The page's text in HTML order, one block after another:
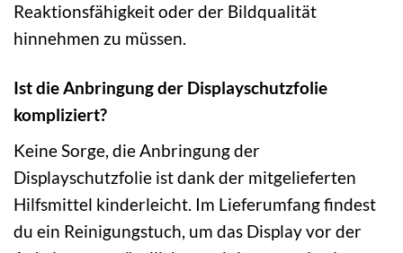
Reaktionsfähigkeit oder der Bildqualität
hinnehmen zu müssen.
Ist die Anbringung der Displayschutzfolie
kompliziert?
Keine Sorge, die Anbringung der
Displayschutzfolie ist dank der mitgelieferten
Hilfsmittel kinderleicht. Im Lieferumfang findest
du ein Reinigungstuch, um das Display vor der